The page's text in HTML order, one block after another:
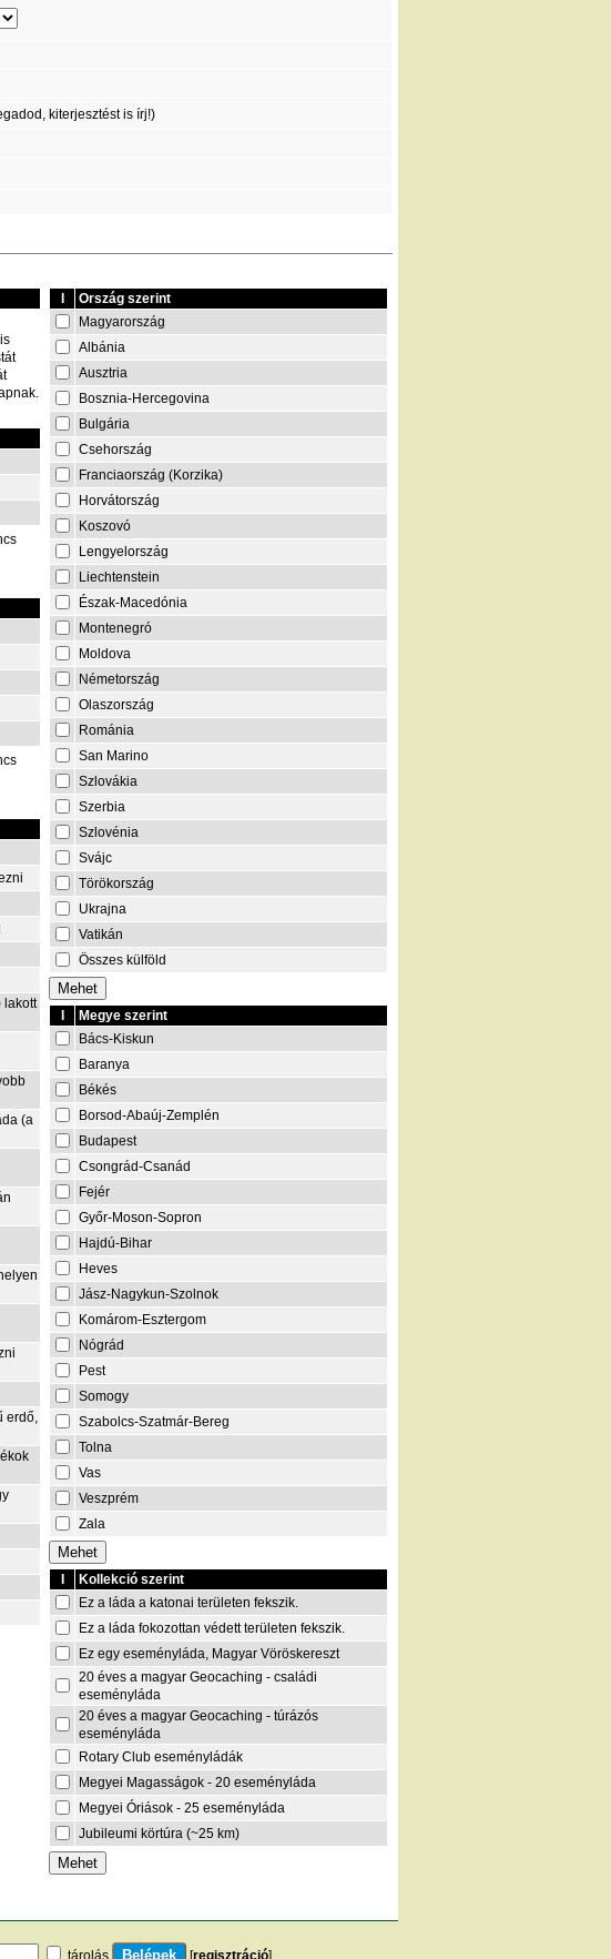
kiterjesztést is írj!)
lakott
(a
erdő,
I
Ország szerint
Magyarország
Albánia
Ausztria
Bosznia-Hercegovina
Bulgária
Csehország
Franciaország (Korzika)
Horvátország
Koszovó
Lengyelország
Liechtenstein
Észak-Macedónia
Montenegró
Moldova
Németország
Olaszország
Románia
San Marino
Szlovákia
Szerbia
Szlovénia
Svájc
Törökország
Ukrajna
Vatikán
Összes külföld
I
Megye szerint
Bács-Kiskun
Baranya
Békés
Borsod-Abaúj-Zemplén
Budapest
Csongrád-Csanád
Fejér
Győr-Moson-Sopron
Hajdú-Bihar
Heves
Jász-Nagykun-Szolnok
Komárom-Esztergom
Nógrád
Pest
Somogy
Szabolcs-Szatmár-Bereg
Tolna
Vas
Veszprém
Zala
Kollekció szerint
Ez a láda a katonai területen fekszik.
Ez a láda fokozottan védett területen fekszik.
Ez egy eseményláda, Magyar Vöröskereszt
20 éves a magyar Geocaching - családi
eseményláda
20 éves a magyar Geocaching - túrázós
eseményláda
Rotary Club eseményládák
Megyei Magasságok - 20 eseményláda
Megyei Óriások - 25 eseményláda
Jubileumi körtúra (~25 km)
tárolás [regisztráció]